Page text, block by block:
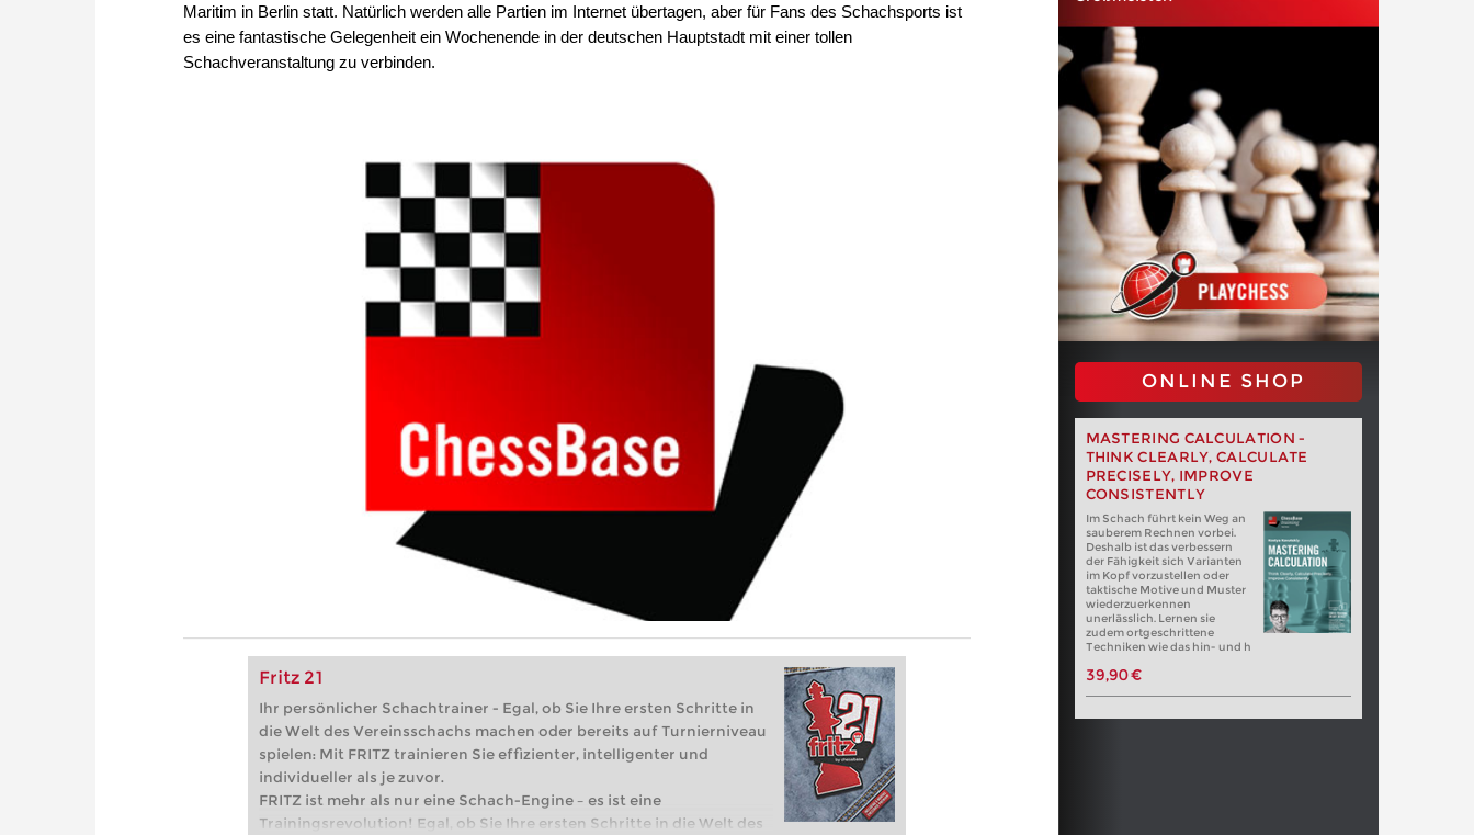
Maritim in Berlin statt. Natürlich werden alle Partien im Internet übertagen, aber für Fans des Schachsports ist
es eine fantastische Gelegenheit ein Wochenende in der deutschen Hauptstadt mit einer tollen
Schachveranstaltung zu verbinden.
Fritz 21
Ihr persönlicher Schachtrainer - Egal, ob Sie Ihre ersten Schritte in
die Welt des Vereinsschachs machen oder bereits auf Turnierniveau
spielen: Mit FRITZ trainieren Sie effizienter, intelligenter und
individueller als je zuvor.
FRITZ ist mehr als nur eine Schach-Engine – es ist eine
Trainingsrevolution! Egal, ob Sie Ihre ersten Schritte in die Welt des
ONLINE SHOP
MASTERING CALCULATION -
THINK CLEARLY, CALCULATE
PRECISELY, IMPROVE
CONSISTENTLY
Im Schach führt kein Weg an
sauberem Rechnen vorbei.
Deshalb ist das verbessern
der Fähigkeit sich Varianten
im Kopf vorzustellen oder
taktische Motive und Muster
wiederzuerkennen
unerlässlich. Lernen sie
zudem ortgeschrittene
Techniken wie das hin- und h
39,90 €